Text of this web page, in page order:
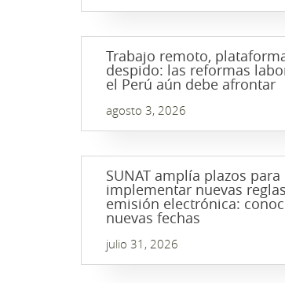
Trabajo remoto,
despido: las reformas
el Perú aún debe afrontar
agosto 3, 2026
SUNAT amplía plazos para
implementar nuevas
emisión electrónica:
nuevas fechas
julio 31, 2026